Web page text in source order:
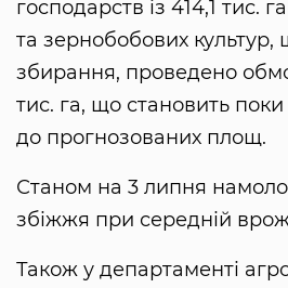
господарств із 414,1 тис.
та зернобобових культур,
збирання, проведено
тис. га, що становить
до прогнозованих площ.
Станом на 3 липня
збіжжя при середній
Також у департаменті